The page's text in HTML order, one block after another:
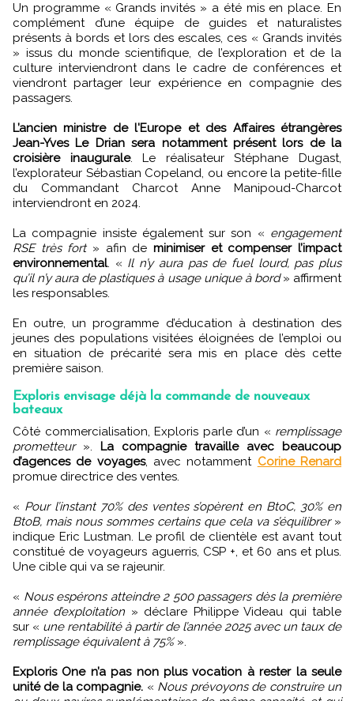
Un programme « Grands invités » a été mis en place. En
complément d’une équipe de guides et naturalistes
présents à bords et lors des escales, ces « Grands invités
» issus du monde scientifique, de l’exploration et de la
culture interviendront dans le cadre de conférences et
viendront partager leur expérience en compagnie des
passagers.
L’ancien ministre de l'Europe et des Affaires étrangères
Jean-Yves Le Drian sera notamment présent lors de la
croisière inaugurale. Le réalisateur Stéphane Dugast,
l’explorateur Sébastian Copeland, ou encore la petite-fille
du Commandant Charcot Anne Manipoud-Charcot
interviendront en 2024.
La compagnie insiste également sur son « engagement
RSE très fort» afin deminimiser et compenser l’impact
environnemental. « Il n’y aura pas de fuel lourd, pas plus
qu’il n’y aura de plastiques à usage unique à bord» affirment
les responsables.
En outre, un programme d’éducation à destination des
jeunes des populations visitées éloignées de l’emploi ou
en situation de précarité sera mis en place dès cette
première saison.
Exploris envisage déjà la commande de nouveaux
bateaux
Côté commercialisation, Exploris parle d’un « remplissage
prometteur». La compagnie travaille avec beaucoup
d’agences de voyages, avec notamment Corine Renard
promue directrice des ventes.
« Pour l’instant 70% des ventes s’opèrent en BtoC, 30% en
BtoB, mais nous sommes certains que cela va s’équilibrer»
indique Eric Lustman. Le profil de clientèle est avant tout
constitué de voyageurs aguerris, CSP +, et 60 ans et plus.
Une cible qui va se rajeunir.
« Nous espérons atteindre 2 500 passagers dès la première
année d’exploitation » déclare Philippe Videau qui table
sur « une rentabilité à partir de l’année 2025 avec un taux de
remplissage équivalent à 75%».
Exploris One n’a pas non plus vocation à rester la seule
unité de la compagnie. « Nous prévoyons de construire un